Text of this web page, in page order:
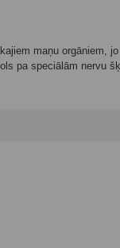
maņu orgāniem,
pa speciālām nervu